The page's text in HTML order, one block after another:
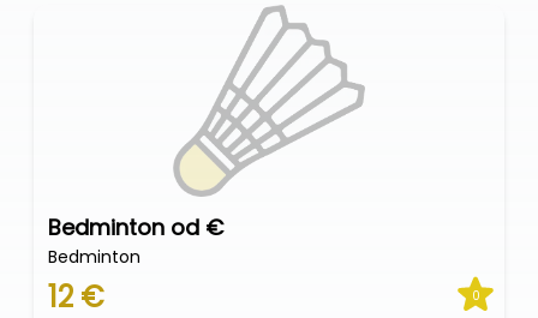
Bedminton od €
Bedminton
12 € 0